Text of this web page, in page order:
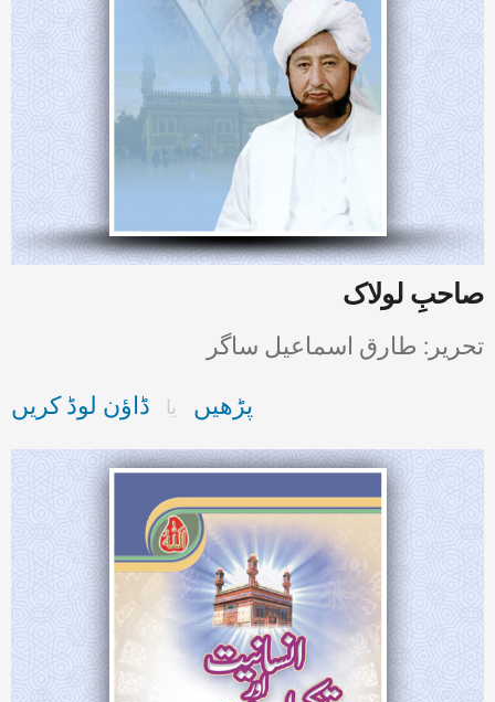
صاحبِ لولاک
تحریر: طارق اسماعیل ساگر
پڑھیں یا ڈاؤن لوڈ کریں